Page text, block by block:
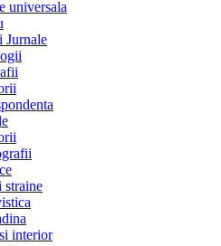
universala
Jurnale
interior